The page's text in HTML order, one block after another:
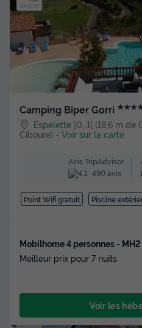
Camping Biper Gorri
Espelette ]0, 1[ (18,6 m de
Ciboure) - Voir sur la carte
Avis TripAdvisor
490 avis
Point Wifi gratuit Piscine
Mobilhome 4 personnes - MH2
Meilleur prix pour 7 nuits
Voir les